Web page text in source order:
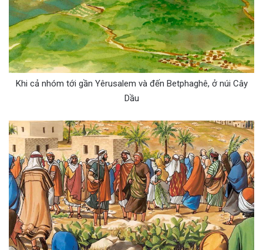
Khi cả nhóm tới gần Yêrusalem và đến Betphaghê, ở núi Cây
Dầu